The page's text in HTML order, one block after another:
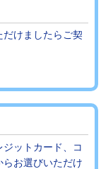
けましたらご契
ットカード、コ
らお選びいただけ